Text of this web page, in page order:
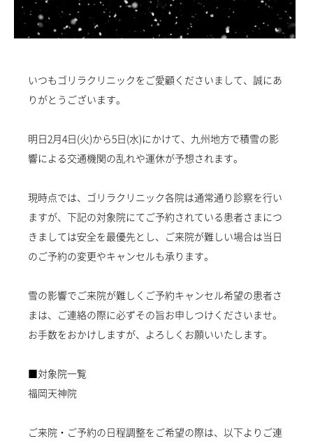
未成年者さまのご契約について
セミナー情報一覧
初めてご来院の方
ご予約・ご相談フォーム
いつもゴリラクリニックをご愛顧くださいまして、誠にあ
りがとうございます。
明日2月4日(火)から5日(水)にかけて、九州地方で積雪の影
響による交通機関の乱れや運休が予想されます。
現時点では、ゴリラクリニック各院は通常通り診察を行い
ますが、下記の対象院にてご予約されている患者さまにつ
きましては安全を最優先とし、ご来院が難しい場合は当日
のご予約の変更やキャンセルも承ります。
雪の影響でご来院が難しくご予約キャンセル希望の患者さ
まは、ご連絡の際に必ずその旨お申しつけくださいませ。
お手数をおかけしますが、よろしくお願いいたします。
■対象院一覧
福岡天神院
ご来院・ご予約の日程調整をご希望の際は、以下よりご連